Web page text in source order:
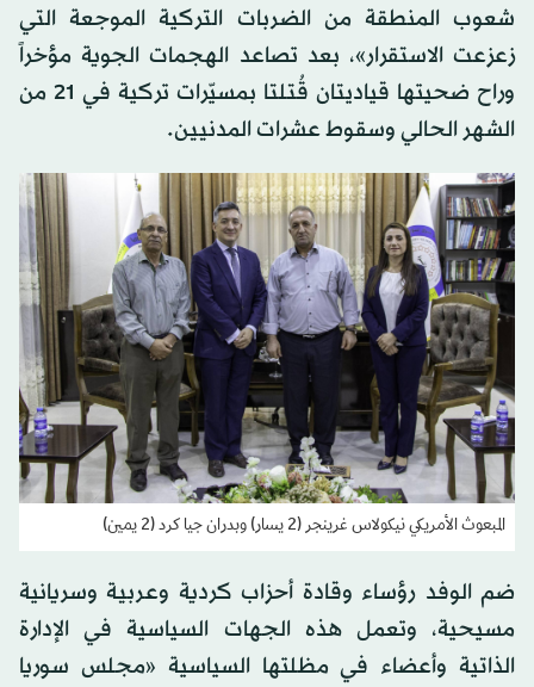
شعوب المنطقة من الضربات التركية الموجعة التي
زعزعت الاستقرار»، بعد تصاعد الهجمات الجوية مؤخراً
وراح ضحيتها قياديتان قُتلتا بمسيّرات تركية في 21 من
الشهر الحالي وسقوط عشرات المدنيين.
المبعوث الأمريكي نيكولاس غرينجر (2 يسار) وبدران جيا كرد (2 يمين)
ضم الوفد رؤساء وقادة أحزاب كردية وعربية وسريانية
مسيحية، وتعمل هذه الجهات السياسية في الإدارة
الذاتية وأعضاء في مظلتها السياسية «مجلس سوريا